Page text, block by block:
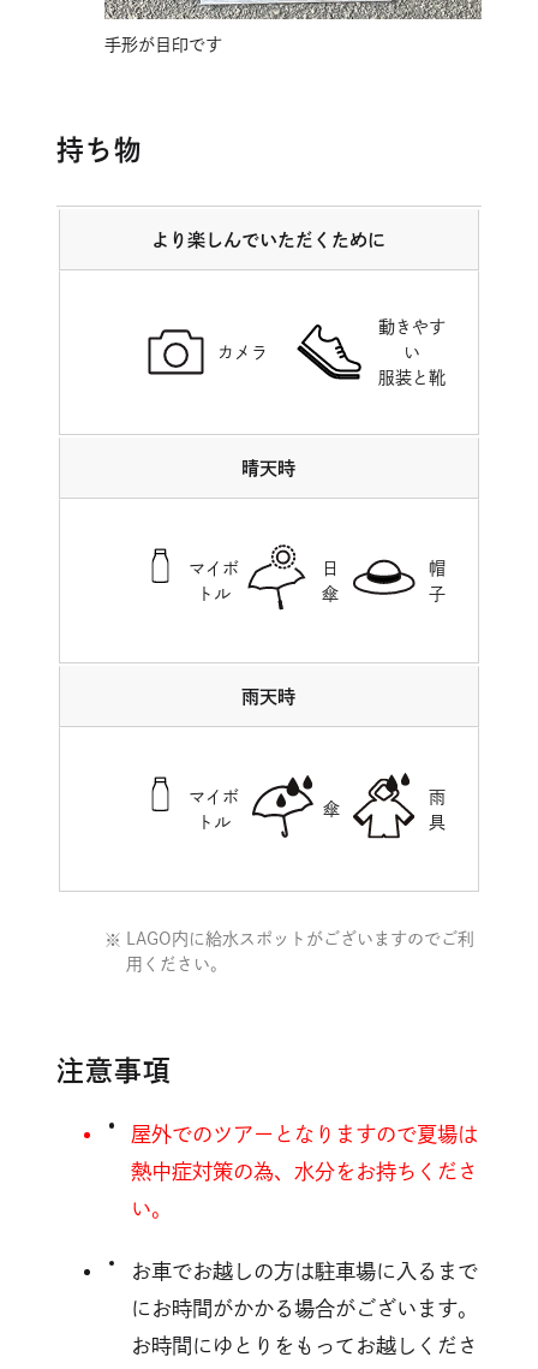
手形が目印です
持ち物
より楽しんでいただくために
カメラ
動きやす
い
服装と靴
晴天時
マイボ
トル
日
傘
帽
子
雨天時
マイボ
トル
傘
雨
具
LAGO内に給水スポットがございますのでご利
用ください。
注意事項
屋外でのツアーとなりますので夏場は
熱中症対策の為、水分をお持ちくださ
い。
お車でお越しの方は駐車場に入るまで
にお時間がかかる場合がございます。
お時間にゆとりをもってお越しくださ